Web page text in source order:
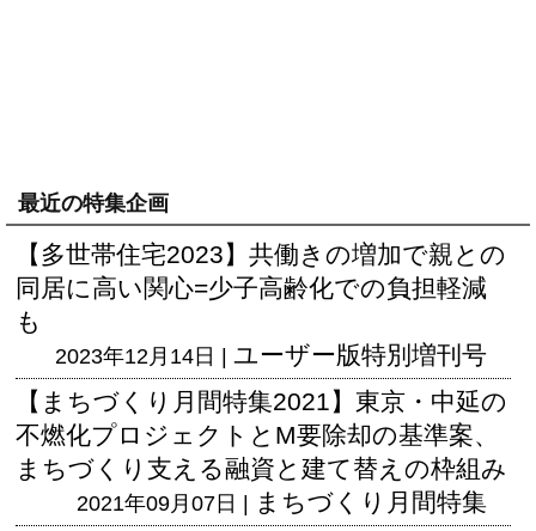
最近の特集企画
【多世帯住宅2023】共働きの増加で親との
同居に高い関心=少子高齢化での負担軽減
も
2023年12月14日 | ユーザー版特別増刊号
【まちづくり月間特集2021】東京・中延の
不燃化プロジェクトとM要除却の基準案、
まちづくり支える融資と建て替えの枠組み
2021年09月07日 |
まちづくり月間特集